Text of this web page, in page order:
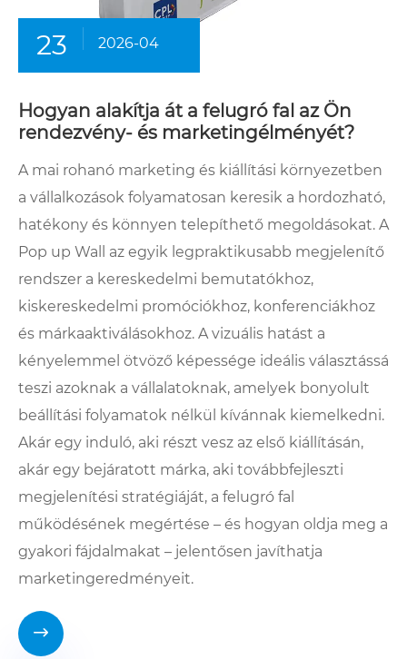
23 2026-04
Hogyan alakítja át a felugró fal az Ön
rendezvény- és marketingélményét?
A mai rohanó marketing és kiállítási környezetben
a vállalkozások folyamatosan keresik a hordozható,
hatékony és könnyen telepíthető megoldásokat. A
Pop up Wall az egyik legpraktikusabb megjelenítő
rendszer a kereskedelmi bemutatókhoz,
kiskereskedelmi promóciókhoz, konferenciákhoz
és márkaaktiválásokhoz. A vizuális hatást a
kényelemmel ötvöző képessége ideális választássá
teszi azoknak a vállalatoknak, amelyek bonyolult
beállítási folyamatok nélkül kívánnak kiemelkedni.
Akár egy induló, aki részt vesz az első kiállításán,
akár egy bejáratott márka, aki továbbfejleszti
megjelenítési stratégiáját, a felugró fal
működésének megértése – és hogyan oldja meg a
gyakori fájdalmakat – jelentősen javíthatja
marketingeredményeit.
